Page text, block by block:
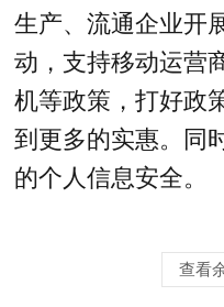
生产、流通企业开
动，支持移动运营
机等政策，打好政
到更多的实惠。同
的个人信息安全。
查看